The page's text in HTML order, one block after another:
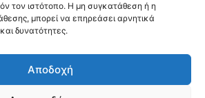
τον ιστότοπο. Η μη συγκατάθεση ή η
μπορεί να επηρεάσει αρνητικά
δυνατότητες.
Αποδοχή
FOLLOW US